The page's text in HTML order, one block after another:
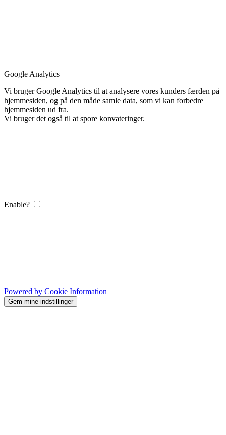
Google Analytics
Vi bruger Google Analytics til at analysere vores kunders færden på
hjemmesiden, og på den måde samle data, som vi kan forbedre
hjemmesiden ud fra.
Vi bruger det også til at spore konvateringer.
Enable?
Powered by Cookie Information
Gem mine indstillinger